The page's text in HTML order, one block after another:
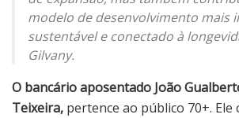
modelo de desenvolvimento mais
sustentável e conectado à
Gilvany.
O bancário aposentado João
Teixeira, pertence ao público 70+. Ele